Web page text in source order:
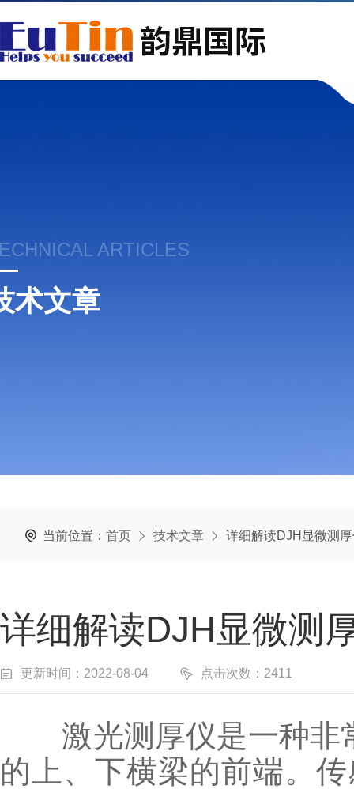
ARTICLES
术文章
当前位置： 首页 技术文章 详细解读DJH显微测
详细解读DJH显微测
更新时间：2022-08-04 点击次数：2411
激光测厚仪是一种非
的上、下横梁的前端。